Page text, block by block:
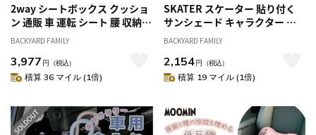
2way シートボックス クッショ
ン 通販 車 運転 シート 腰 収納
ボックス 折りたたみ コンパク
ト ポケット付き 荷物 落下防止
転落防止 簡単設置 走行中 買い
物 腰クッション 腰あて 車用 た
BACKYARD FAMILY
3,977 円 （税込）
積算 36 マイル (1倍)
SKATER スケーター 貼り付く
サンシェード キャラクター 通
販 折り畳み 折りたたみ 車用 カ
ー用品 車 日よけ 日除け かわい
い サイド ワイヤー 日差し収納
袋 日焼け 目隠し 紫外線 ドライ
BACKYARD FAMILY
2,154円 （税込）
積算 19 マイル (1倍)